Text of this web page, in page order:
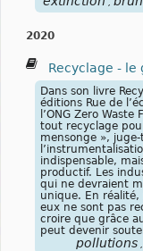
,
2020
Recyclage -
Dans son livre
éditions Rue de
l’ONG Zero
tout recyclage
mensonge »,
indispensable,
productif. Les
qui ne devraient
unique. En
eux ne sont pas
croire que grâce
peut devenir
pollutions